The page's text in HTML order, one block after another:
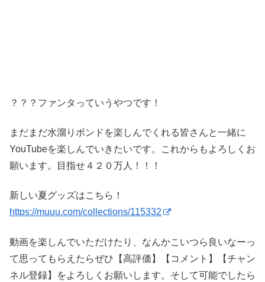
？？？ファンタっていうやつです！
まだまだ水溜りボンドを楽しんでくれる皆さんと一緒に
YouTubeを楽しんでいきたいです。これからもよろしくお
願います。目指せ４２０万人！！！
新しい夏グッズはこちら！
https://muuu.com/collections/115332
動画を楽しんでいただけたり、なんかこいつら良いなーっ
て思ってもらえたらぜひ【高評価】【コメント】【チャン
ネル登録】をよろしくお願いします。そして可能でしたら